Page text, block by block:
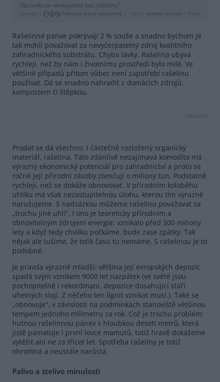
Opravdu se neobejdete bez rašeliny?
Licence | Některá práva vyhrazena Foto | lemony snacker Flickr
Rašelinné pánve pokrývají 2 % souše a snadno bychom je
tak mohli považovat za nevyčerpatelný zdroj kvalitního
zahradnického substrátu. Chyba lávky. Rašelina ubývá
rychleji, než by nám i životnímu prostředí bylo milé. Ve
většině případů přitom vůbec není zapotřebí rašelinu
používat. Dá se snadno nahradit z domácích zdrojů,
kompostem či štěpkou.
reklama
Prodat se dá všechno. I částečně rozložený organický
materiál, rašelina. Tato zdánlivě nezajímavá komodita má
výrazný ekonomický potenciál pro zahradnictví a proto se
ročně její přírodní zásoby ztenčují o miliony tun. Podstatně
rychleji, než se dokáže obnovovat. V přírodním koloběhu
uhlíku má však nezastupitelnou úlohu, kterou tím výrazně
narušujeme. S nadsázkou můžeme rašelinu považovat za
„trochu jiné uhlí“. I ono je teoreticky přírodním a
obnovitelným zdrojem energie: vznikalo před 300 miliony
lety a když tedy chvilku počkáme, bude zase zpátky. Tak
nějak ale tušíme, že tolik času tu nemáme. S rašelinou je to
podobné.
Je pravda výrazně mladší: většina její evropských depozic
spadá svým vznikem 9000 let nazpátek (ve světě jsou
pochopitelně i rekordmani, depozice dosahující stáří
uhelných slojí. Z něčeho ten lignit vznikat musí.). Také se
„obnovuje“, v závislosti na podmínkách stanoviště většinou
tempem jednoho milimetru za rok. Což je trochu problém:
hutnou rašelinnou pánev s hloubkou deseti metrů, která
jistě pamatuje i první lovce mamutů, totiž hravě dokážeme
vytěžit ani ne za třicet let. Spotřeba rašeliny je totiž
ohromná a neustále narůstá.
Palivo a stelivo minulosti